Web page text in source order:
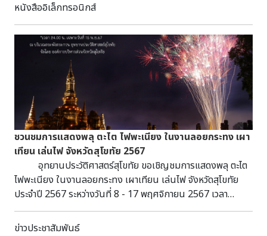
หนังสืออิเล็กทรอนิกส์
ชวนชมการแสดงพลุ ตะไต ไฟพะเนียง ในงานลอยกระทง เผา
เทียน เล่นไฟ จังหวัดสุโขทัย 2567
อุทยานประวัติศาสตร์สุโขทัย ขอเชิญชมการแสดงพลุ ตะไต
ไฟพะเนียง ในงานลอยกระทง เผาเทียน เล่นไฟ จังหวัดสุโขทัย
ประจำปี 2567 ระหว่างวันที่ 8 - 17 พฤศจิกายน 2567 เวลา
22.00 น. (*พิเศษ เวลา 24.00 น. เฉพาะวันที่ 15 พ.ย.67) ณ
บริเวณตระพังตระกวน อุทยานประวัติศาสตร์สุโขทัย จัดโดย
ข่าวประชาสัมพันธ์